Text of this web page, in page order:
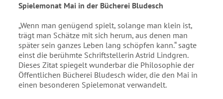
Spielemonat Mai in der Bücherei Bludesch
„Wenn man genügend spielt, solange man klein ist,
trägt man Schätze mit sich herum, aus denen man
später sein ganzes Leben lang schöpfen kann.“ sagte
einst die berühmte Schriftstellerin Astrid Lindgren.
Dieses Zitat spiegelt wunderbar die Philosophie der
Öffentlichen Bücherei Bludesch wider, die den Mai in
einen besonderen Spielemonat verwandelt.